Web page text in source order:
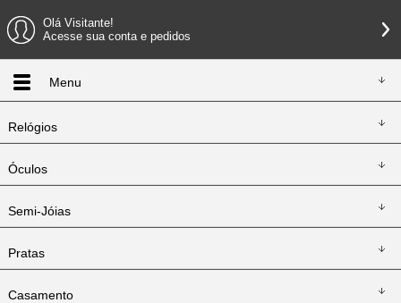
Olá Visitante!
Acesse sua conta e pedidos
Menu
Relógios
Óculos
Semi-Jóias
Pratas
Casamento